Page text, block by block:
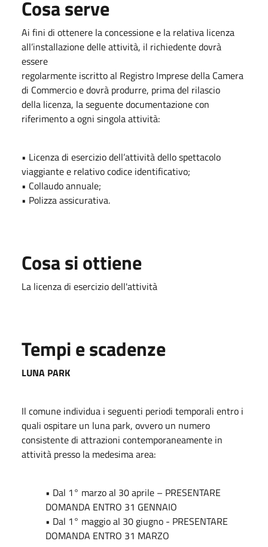
Cosa serve
Ai fini di ottenere la concessione e la relativa licenza
all’installazione delle attività, il richiedente dovrà
essere
regolarmente iscritto al Registro Imprese della Camera
di Commercio e dovrà produrre, prima del rilascio
della licenza, la seguente documentazione con
riferimento a ogni singola attività:
• Licenza di esercizio dell’attività dello spettacolo
viaggiante e relativo codice identificativo;
• Collaudo annuale;
• Polizza assicurativa.
Cosa si ottiene
La licenza di esercizio dell'attività
Tempi e scadenze
LUNA PARK
Il comune individua i seguenti periodi temporali entro i
quali ospitare un luna park, ovvero un numero
consistente di attrazioni contemporaneamente in
attività presso la medesima area:
• Dal 1° marzo al 30 aprile – PRESENTARE
DOMANDA ENTRO 31 GENNAIO
• Dal 1° maggio al 30 giugno - PRESENTARE
DOMANDA ENTRO 31 MARZO